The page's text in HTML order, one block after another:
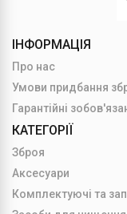
ІНФОРМАЦІЯ
Про нас
Умови придбання
Гарантійні
КАТЕГОРІЇ
Зброя
Аксесуари
Комплектуючі та